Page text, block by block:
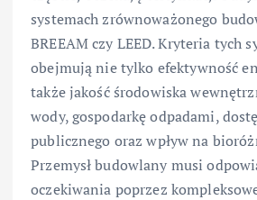
systemach zrównoważonego
BREEAM czy LEED. Kryteria tych
obejmują nie tylko efektywność
także jakość środowiska
wody, gospodarkę odpadami,
publicznego oraz wpływ na
Przemysł budowlany musi
oczekiwania poprzez